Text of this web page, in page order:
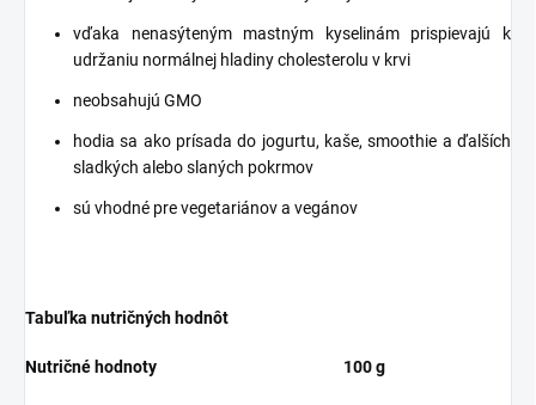
vďaka nenasýteným mastným kyselinám prispievajú k
udržaniu normálnej hladiny cholesterolu v krvi
neobsahujú GMO
hodia sa ako prísada do jogurtu, kaše, smoothie a ďalších
sladkých alebo slaných pokrmov
sú vhodné pre vegetariánov a vegánov
Tabuľka nutričných hodnôt
Nutričné hodnoty 100 g